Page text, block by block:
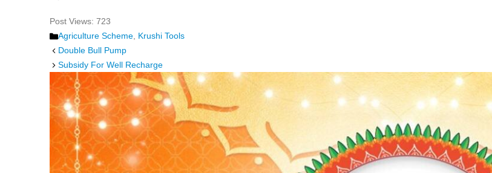
Post Views: 723
Categories
Agriculture Scheme Krushi Tools
Double Bull Pump
Subsidy For Well Recharge